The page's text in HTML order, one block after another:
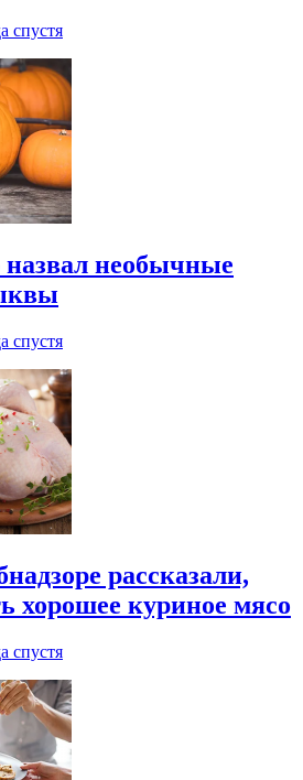
спустя
необычные
спустя
рассказали,
хорошее куриное мясо
спустя